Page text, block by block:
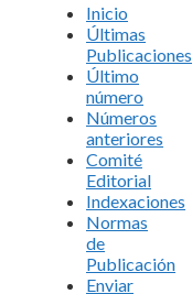
Inicio
Últimas
Publicaciones
Último
número
Números
anteriores
Comité
Editorial
Indexaciones
Normas
de
Publicación
Enviar